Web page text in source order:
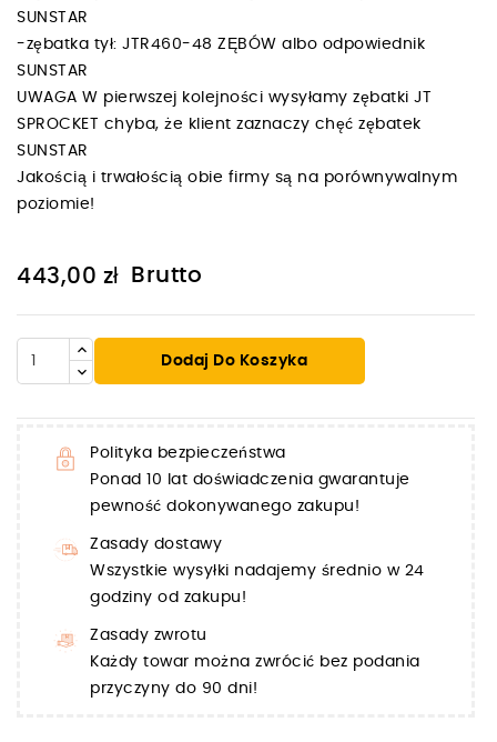
SUNSTAR
-zębatka tył: JTR460-48 ZĘBÓW albo odpowiednik
SUNSTAR
UWAGA W pierwszej kolejności wysyłamy zębatki JT
SPROCKET chyba, że klient zaznaczy chęć zębatek
SUNSTAR
Jakością i trwałością obie firmy są na porównywalnym
poziomie!
443,00 zł Brutto
Dodaj Do Koszyka
Polityka bezpieczeństwa
Ponad 10 lat doświadczenia gwarantuje
pewność dokonywanego zakupu!
Zasady dostawy
Wszystkie wysyłki nadajemy średnio w 24
godziny od zakupu!
Zasady zwrotu
Każdy towar można zwrócić bez podania
przyczyny do 90 dni!